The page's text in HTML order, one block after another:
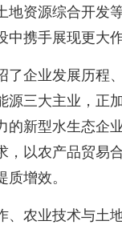
资源综合开发
携手展现更大作
企业发展历程
三大主业，正
新型水生态企
以农产品贸易
增效。
农业技术与土